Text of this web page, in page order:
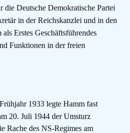
Deutsche Demokratische Partei
in der Reichskanzlei und in den
Erstes Geschäftsführendes
Funktionen in der freien
1933 legte Hamm fast
20. Juli 1944 der Umsturz
Rache des NS-Regimes am